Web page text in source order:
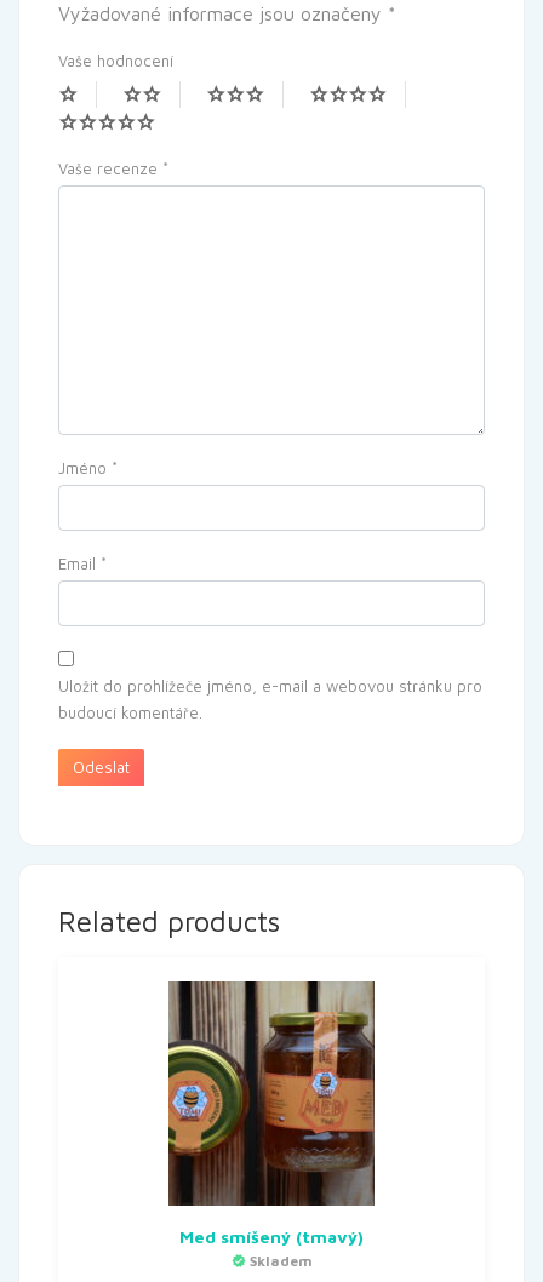
Vyžadované informace jsou označeny *
Vaše hodnocení
Vaše recenze *
Jméno *
Email *
Uložit do prohlížeče jméno, e-mail a webovou stránku pro
budoucí komentáře.
Related products
Med smíšený (tmavý)
Skladem